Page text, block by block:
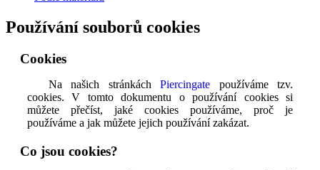
Používání souborů cookies
Cookies
Na našich stránkáchPiercingate používáme tzv.
cookies. V tomto dokumentu o používání cookies si
můžete přečíst, jaké cookies používáme, proč je
používáme a jak můžete jejich používání zakázat.
Co jsou cookies?